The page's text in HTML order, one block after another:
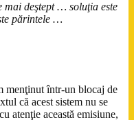
mai deştept … soluţia este
părintele …
menţinut într-un blocaj de
că acest sistem nu se
atenţie această emisiune,